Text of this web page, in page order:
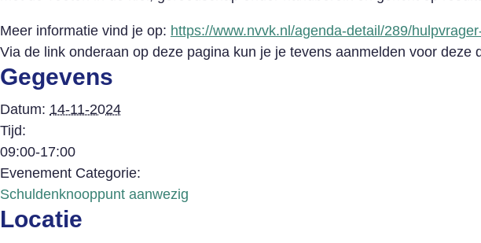
Meer informatie vind je op: https://www.nvvk.nl/agenda-detail/289/
Via de link onderaan op deze pagina kun je je tevens aanmelden voor deze
Gegevens
Datum: 14-11-2024
Tijd:
09:00-17:00
Evenement Categorie:
Schuldenknooppunt aanwezig
Locatie